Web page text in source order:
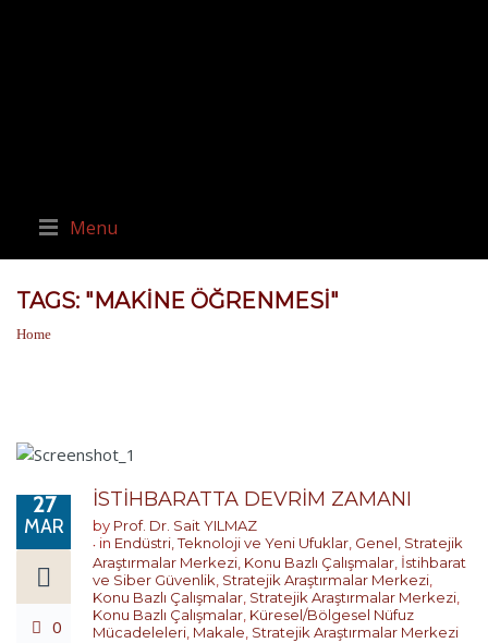
Menu
TAGS: "MAKINE ÖĞRENMESI"
Home
27
MAR
0
İSTİHBARATTA DEVRİM ZAMANI
by Prof. Dr. Sait YILMAZ
in Endüstri, Teknoloji ve Yeni Ufuklar, Genel, Stratejik
Araştırmalar Merkezi, Konu Bazlı Çalışmalar, İstihbarat
ve Siber Güvenlik, Stratejik Araştırmalar Merkezi,
Konu Bazlı Çalışmalar, Stratejik Araştırmalar Merkezi,
Konu Bazlı Çalışmalar, Küresel/Bölgesel Nüfuz
Mücadeleleri, Makale, Stratejik Araştırmalar Merkezi